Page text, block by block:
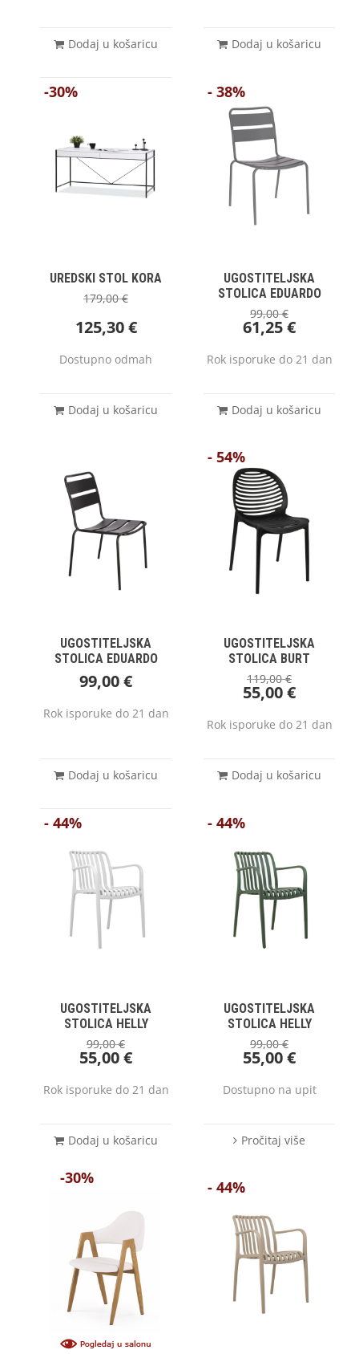
Dodaj u košaricu Dodaj u košaricu
-30%
UREDSKI STOL KORA
179,00€
125,30€
Dostupno odmah
Dodaj u košaricu
- 38%
UGOSTITELJSKA
STOLICA EDUARDO
99,00€
61,25€
Rok isporuke do 21 dan
Dodaj u košaricu
UGOSTITELJSKA
STOLICA EDUARDO
99,00€
Rok isporuke do 21 dan
Dodaj u košaricu
- 54%
UGOSTITELJSKA
STOLICA BURT
119,00€
55,00€
Rok isporuke do 21 dan
Dodaj u košaricu
- 44%
UGOSTITELJSKA
STOLICA HELLY
99,00€
55,00€
Rok isporuke do 21 dan
Dodaj u košaricu
- 44%
UGOSTITELJSKA
STOLICA HELLY
99,00€
55,00€
Dostupno na upit
Pročitaj više
-30% - 44%